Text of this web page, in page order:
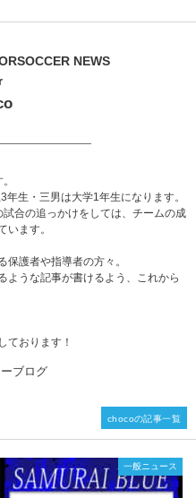
NEWS
生・三男は大学1年生になります。
合の追っかけをしては、チームの成
います。
護者や指導者の方々。
ような記事が書けるよう、これから
ております！
ブログ
一般ニュース
chocoの記事一覧